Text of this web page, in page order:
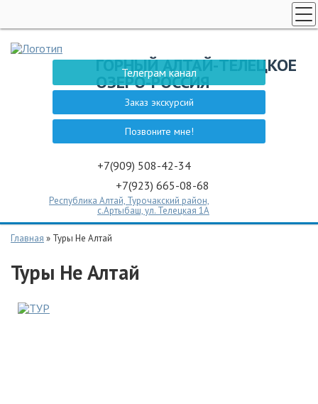
ГОРНЫЙ АЛТАЙ-ТЕЛЕЦКОЕ
ОЗЕРО-РОССИЯ
Телеграм канал
Заказ экскурсий
Позвоните мне!
+7(909) 508-42-34
+7(923) 665-08-68
Республика Алтай, Турочакский район,
с.Артыбаш, ул. Телецкая 1А
ЗАКАЗ ЭКСКУРСИИ
СПЕЦПРЕДЛОЖЕНИЯ
ГОСТЕВОЙ ДОМ НА АЛТАЕ
ТУРЫ НЕ АЛТАЙ
ТУРЫ НЕ АЛТАЙ
ЭКСКУРСИИ
Главная » Туры Не Алтай
Туры Не Алтай